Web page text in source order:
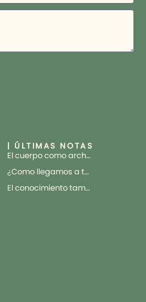
| ÚLTIMAS NOTAS
El cuerpo como archivo vivo
¿Como llegamos a tratar el cuerpo como una máquina?
El conocimiento también tiene cuerpo